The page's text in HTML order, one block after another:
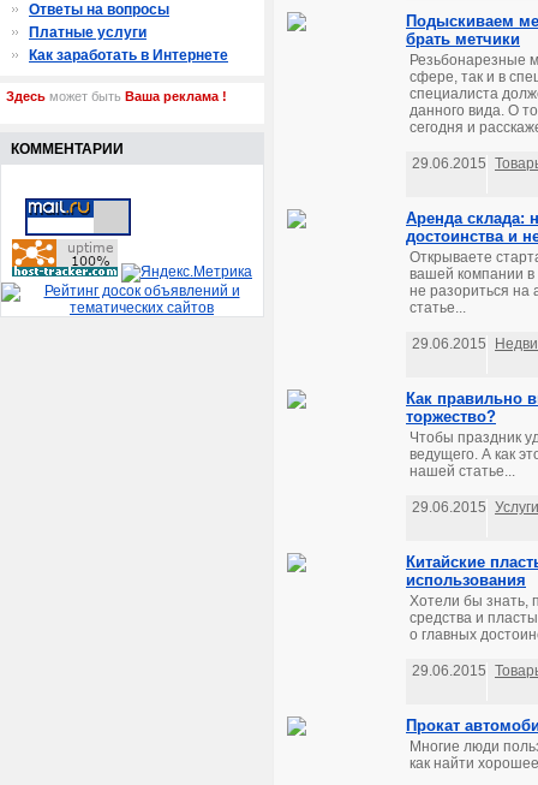
Подыскиваем
брать метчики
Резьбонарезные
сфере, так и в
специалиста
данного вида. О
сегодня и
29.06.2015
Аренда склада:
достоинства и
Открываете
вашей компании в
не разориться на
статье...
29.06.2015
Как правильно
торжество?
Чтобы праздник
ведущего. А как
нашей статье...
29.06.2015 Услуги
Китайские
использования
Хотели бы знать,
средства и
о главных
29.06.2015
Прокат
Многие люди
как найти
Ответы на вопросы
Платные услуги
Как заработать в Интернете
Здесь может быть Ваша реклама !
КОММЕНТАРИИ